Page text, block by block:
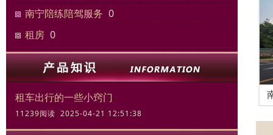
南宁陪练陪驾服务 0
租房 0
租车出行的一些小窍门
11239阅读 2025-04-21 12:51:38